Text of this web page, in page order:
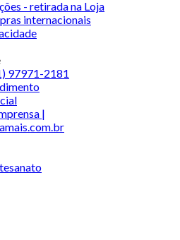
- retirada na Loja
internacionais
97971-2181
|